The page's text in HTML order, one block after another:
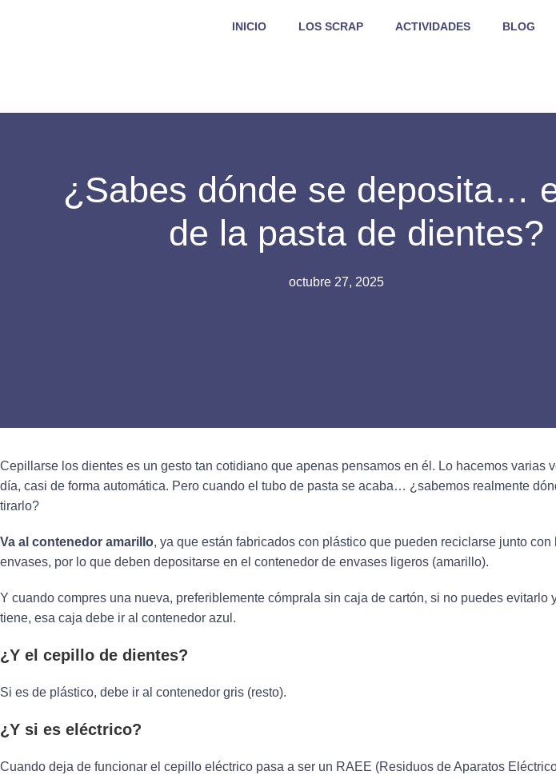
INICIO LOS SCRAP ACTIVIDADES BLOG
¿Sabes dónde se deposita…
de la pasta de dientes?
octubre 27, 2025
Cepillarse los dientes es un gesto tan cotidiano que apenas pensamos en él. Lo hacemos varias
día, casi de forma automática. Pero cuando el tubo de pasta se acaba… ¿sabemos realmente
tirarlo?
Va al contenedor amarillo, ya que están fabricados con plástico que pueden reciclarse junto con
envases, por lo que deben depositarse en el contenedor de envases ligeros (amarillo).
Y cuando compres una nueva, preferiblemente cómprala sin caja de cartón, si no puedes evitarlo
tiene, esa caja debe ir al contenedor azul.
¿Y el cepillo de dientes?
Si es de plástico, debe ir al contenedor gris (resto).
¿Y si es eléctrico?
Cuando deja de funcionar el cepillo eléctrico pasa a ser un RAEE (Residuos de Aparatos